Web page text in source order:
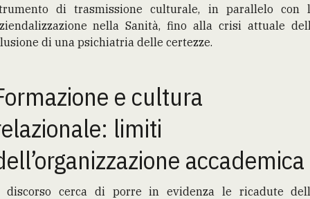
di trasmissione culturale, in parallelo con
nella Sanità, fino alla crisi attuale
di una psichiatria delle certezze.
e cultura
limiti
accademica
discorso cerca di porre in evidenza le ricadute